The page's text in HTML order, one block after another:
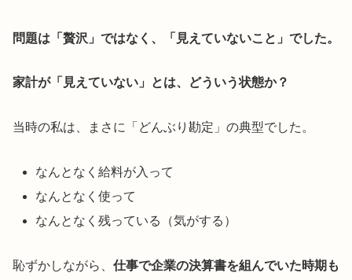
問題は「贅沢」ではなく、「見えていないこと」でした。
家計が「見えていない」とは、どういう状態か？
当時の私は、まさに「どんぶり勘定」の典型でした。
なんとなく給料が入って
なんとなく使って
なんとなく残っている（気がする）
恥ずかしながら、 仕事で企業の決算書を組んでいた時期も